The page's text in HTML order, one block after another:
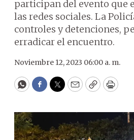
participan del evento que
las redes sociales. La
controles y detenciones,
erradicar el encuentro.
Noviembre 12, 2023 06:00 a. m.
WhatsApp
Facebook
Twitter
EmailCopyPrint